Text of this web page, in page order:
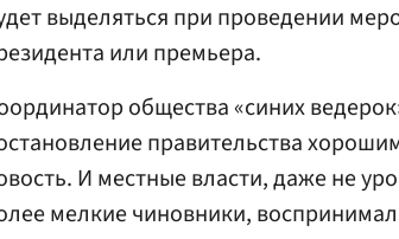
выделяться при проведении
или премьера.
общества «синих
правительства
И местные власти, даже не
мелкие чиновники,